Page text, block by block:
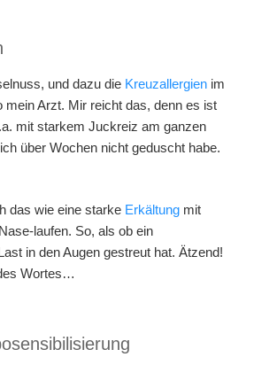
und dazu die Kreuzallergien im
mein Arzt. Mir reicht das, denn es ist
mit starkem Juckreiz am ganzen
über Wochen nicht geduscht habe.
das wie eine starke Erkältung mit
laufen. So, als ob ein
in den Augen gestreut hat. Ätzend!
Wortes…